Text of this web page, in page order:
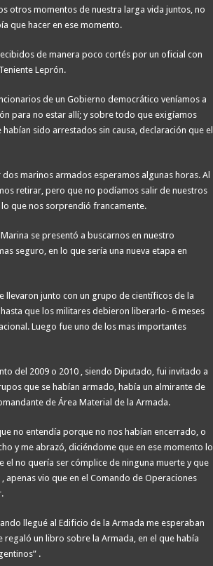
otros momentos de nuestra larga vida juntos, no
que hacer en ese momento.
de manera poco cortés por un oficial con
Leprón.
de un Gobierno democrático veníamos a
para no estar allí; y sobre todo que exigíamos
sido arrestados sin causa, declaración que el
marinos armados esperamos algunas horas. Al
retirar, pero que no podíamos salir de nuestros
que nos sorprendió francamente.
se presentó a buscarnos en nuestro
seguro, en lo que sería una nueva etapa en
llevaron junto con un grupo de científicos de la
que los militares debieron liberarlo- 6 meses
Luego fue uno de los mas importantes
del 2009 o 2010 , siendo Diputado, fui invitado a
que se habían armado, había un almirante de
de Área Material de la Armada.
no entendía porque no nos habían encerrado, o
y me abrazó, diciéndome que en ese momento lo
no quería ser cómplice de ninguna muerte y que
vio que en el Comando de Operaciones
llegué al Edificio de la Armada me esperaban
regaló un libro sobre la Armada, en el que había
.